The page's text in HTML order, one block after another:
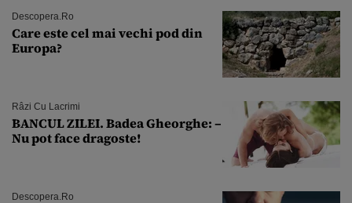
Descopera.ro
Care este cel mai vechi pod din
Europa?
Râzi Cu Lacrimi
BANCUL ZILEI. Badea Gheorghe: –
Nu pot face dragoste!
Descopera.ro